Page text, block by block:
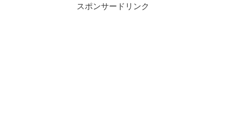
スポンサードリンク